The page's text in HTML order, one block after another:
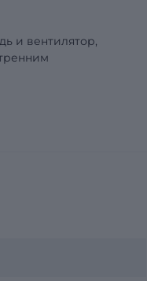
и вентилятор,